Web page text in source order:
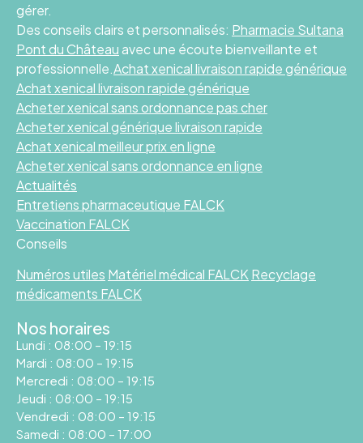
gérer.
Des conseils clairs et personnalisés: Pharmacie Sultana
Pont du Châteauavec une écoute bienveillante et
professionnelle.Achat xenical livraison rapide générique
Achat xenical livraison rapide générique
Acheter xenical sans ordonnance pas cher
Acheter xenical générique livraison rapide
Achat xenical meilleur prix en ligne
Acheter xenical sans ordonnance en ligne
Actualités
Entretiens pharmaceutique FALCK
Vaccination FALCK
Conseils
Numéros utiles Matériel médical FALCK Recyclage
médicaments FALCK
Nos horaires
Lundi : 08:00 – 19:15
Mardi : 08:00 – 19:15
Mercredi : 08:00 – 19:15
Jeudi : 08:00 – 19:15
Vendredi : 08:00 – 19:15
Samedi : 08:00 – 17:00